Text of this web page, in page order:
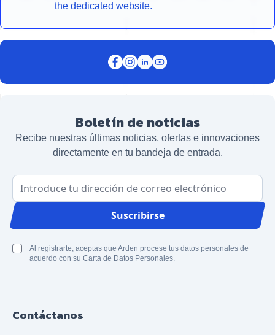
the dedicated website.
Boletín de noticias
Recibe nuestras últimas noticias, ofertas e innovaciones
directamente en tu bandeja de entrada.
Dirección de correo electrónico
Suscribirse
Al registrarte, aceptas que Arden procese tus datos personales de
acuerdo con su Carta de Datos Personales.
Contáctanos